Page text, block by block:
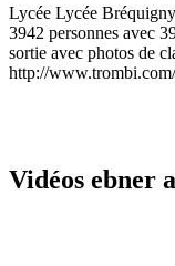
Lycée Lycée
3942 personnes avec
sortie avec photos de
http://
Vidéos ebner